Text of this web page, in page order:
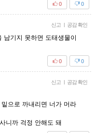
0
0
신고 | 공감 확인
남기지 못하면 도태생물이
0
0
신고 | 공감 확인
으로 까내리면 너가 머라
니까 걱정 안해도 돼